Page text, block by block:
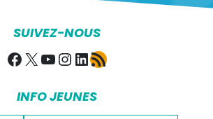
SUIVEZ-NOUS
Facebook
X YouTube
Instagram
LinkedIn
Flux RSS
INFO JEUNES